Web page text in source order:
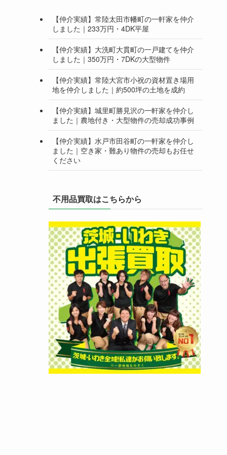
【仲介実績】常陸太田市幡町の一軒家を仲介
しました｜233万円・4DK平屋
【仲介実績】大洗町大貫町の一戸建てを仲介
しました｜350万円・7DKの大型物件
【仲介実績】常陸大宮市小祝の資材置き場用
地を仲介しました｜約500坪の土地を成約
【仲介実績】城里町勝見沢の一軒家を仲介し
ました｜農地付き・大型物件の売却成功事例
【仲介実績】水戸市田谷町の一軒家を仲介し
ました｜空き家・難あり物件の売却もお任せ
ください
不用品買取はこちらから